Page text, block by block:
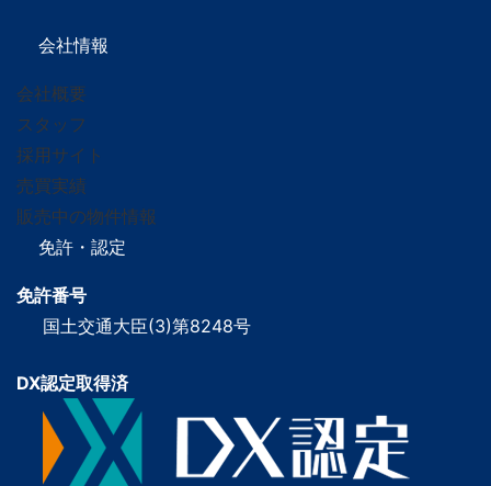
会社情報
会社概要
スタッフ
採用サイト
売買実績
販売中の物件情報
免許・認定
免許番号
国土交通大臣(3)第8248号
DX認定取得済